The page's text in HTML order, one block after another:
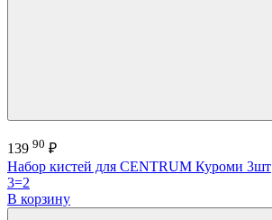
139 90 ₽
Набор кистей для CENTRUM Куроми 3шт
3=2
В корзину